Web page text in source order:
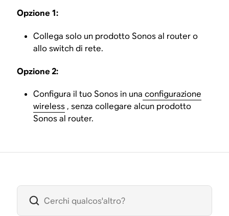
Opzione 1:
Collega solo un prodotto Sonos al router o
allo switch di rete.
Opzione 2:
Configura il tuo Sonos in una configurazione
wireless, senza collegare alcun prodotto
Sonos al router.